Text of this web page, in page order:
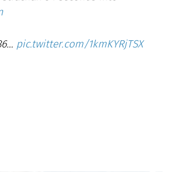
pic.twitter.com/1kmKYRjTSX